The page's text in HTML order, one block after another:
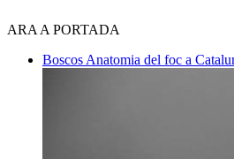
ARA A PORTADA
Boscos Anatomia del foc a